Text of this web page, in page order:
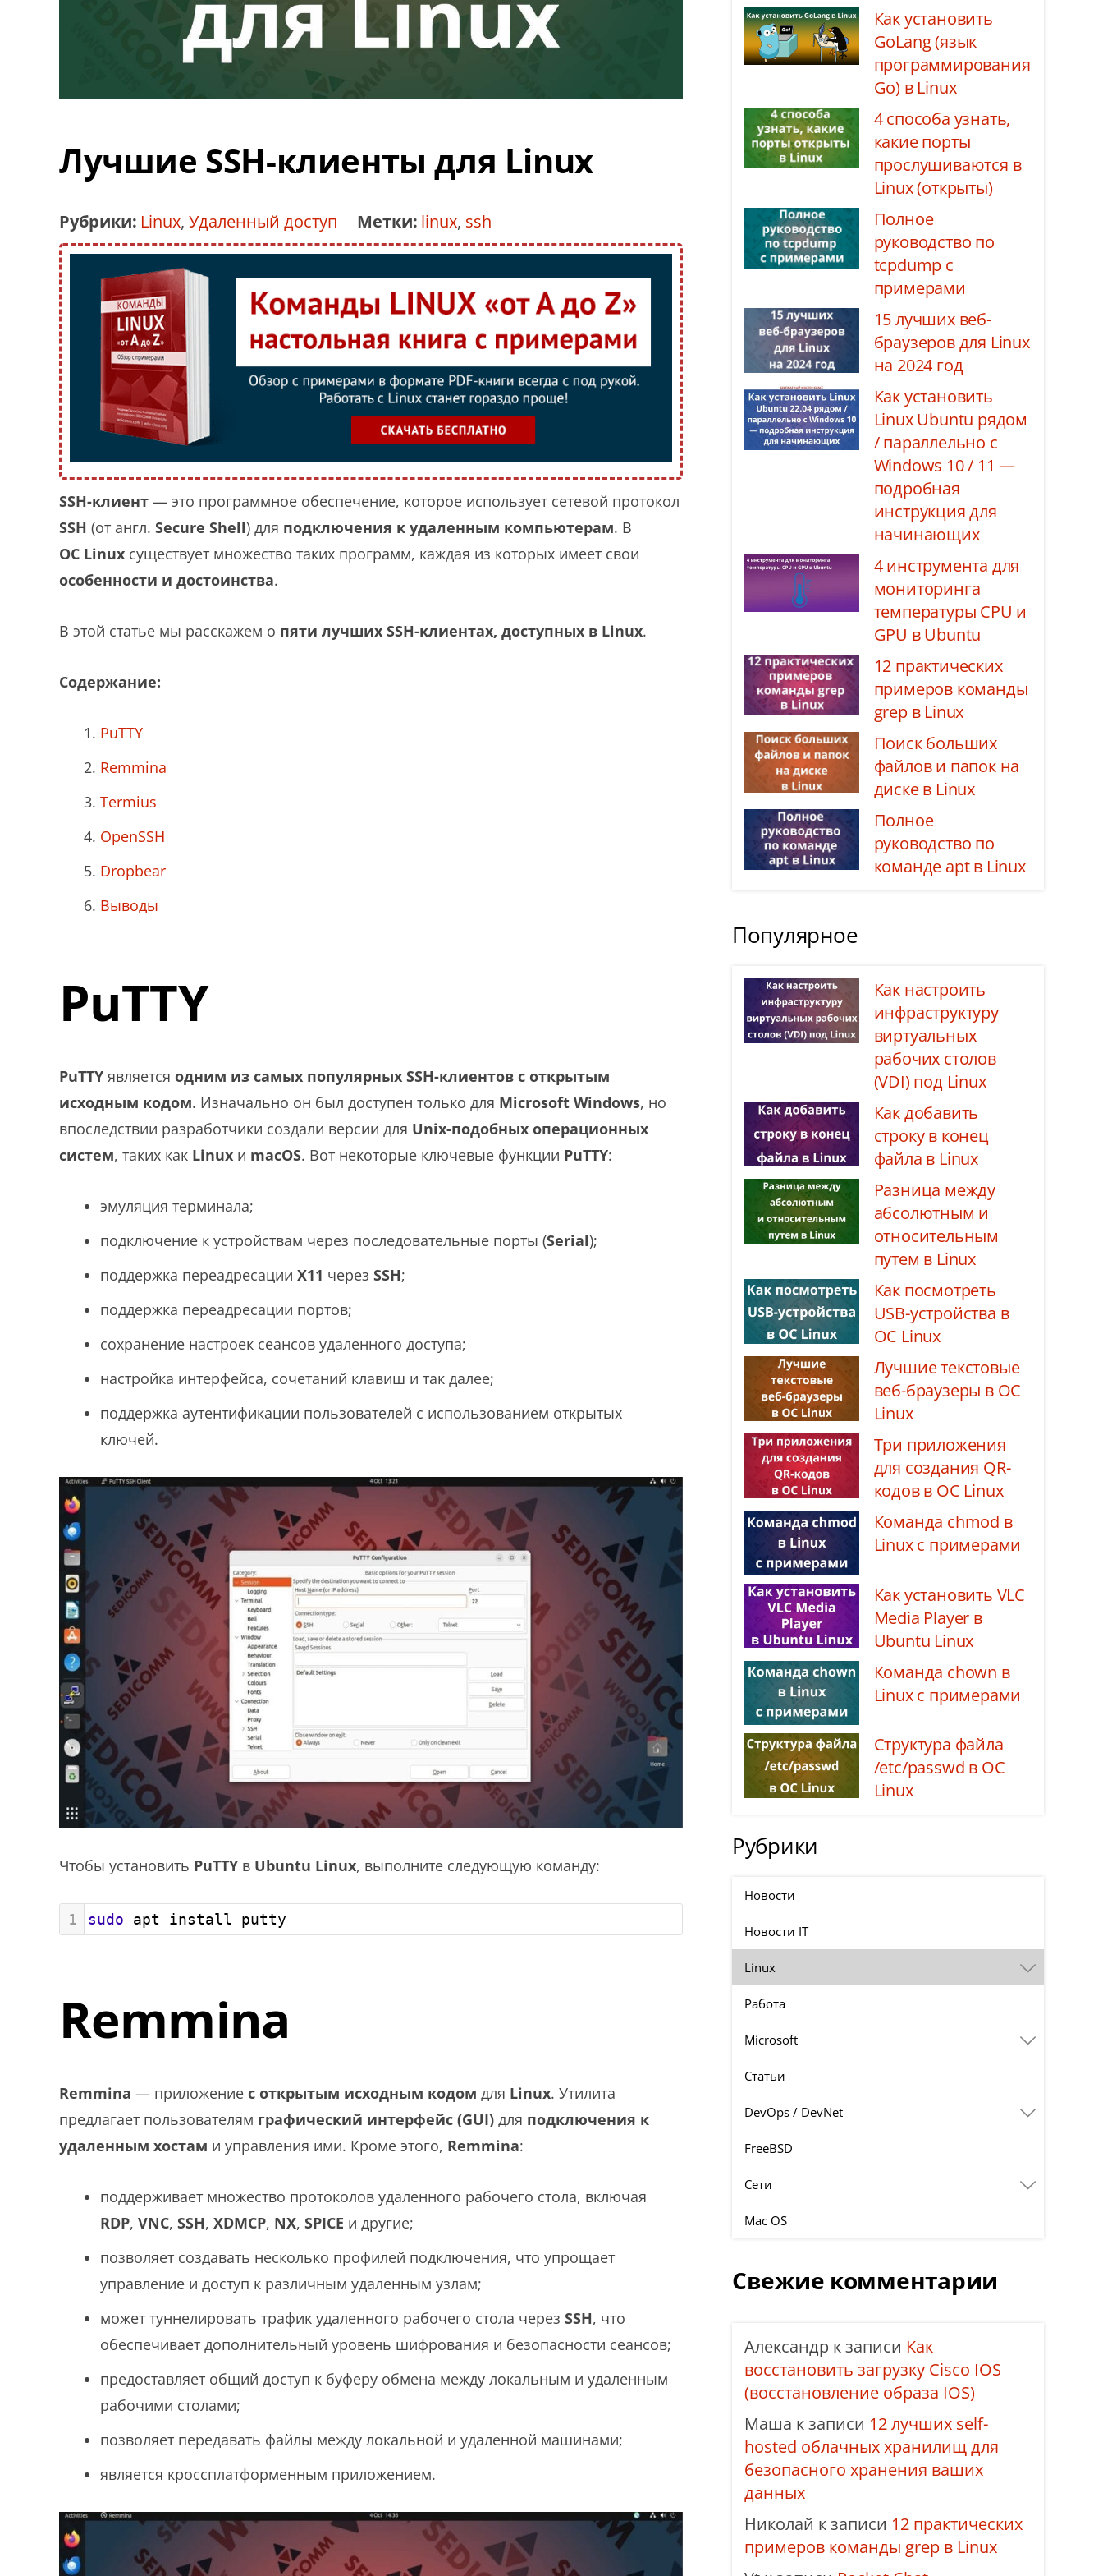
Лучшие SSH-клиенты для Linux
Рубрики: Linux, Удаленный доступ Метки: linux, ssh
SSH-клиент — это программное обеспечение, которое использует сетевой протокол
SSH (от англ. Secure Shell) для подключения к удаленным компьютерам. В
ОС Linux существует множество таких программ, каждая из которых имеет свои
особенности и достоинства.
В этой статье мы расскажем о пяти лучших SSH-клиентах, доступных в Linux.
Содержание:
PuTTY
Remmina
Termius
OpenSSH
Dropbear
Выводы
PuTTY
PuTTY является одним из самых популярных SSH-клиентов с открытым
исходным кодом. Изначально он был доступен только для Microsoft Windows, но
впоследствии разработчики создали версии для Unix-подобных операционных
систем, таких как Linux и macOS. Вот некоторые ключевые функции PuTTY:
эмуляция терминала;
подключение к устройствам через последовательные порты (Serial);
поддержка переадресации X11 через SSH;
поддержка переадресации портов;
сохранение настроек сеансов удаленного доступа;
настройка интерфейса, сочетаний клавиш и так далее;
поддержка аутентификации пользователей с использованием открытых
ключей.
Чтобы установить PuTTY в Ubuntu Linux, выполните следующую команду:
1 sudo apt install putty
Remmina
Remmina — приложение с открытым исходным кодом для Linux. Утилита
предлагает пользователям графический интерфейс (GUI) для подключения к
удаленным хостам и управления ими. Кроме этого, Remmina:
поддерживает множество протоколов удаленного рабочего стола, включая
RDP, VNC, SSH, XDMCP, NX, SPICE и другие;
позволяет создавать несколько профилей подключения, что упрощает
управление и доступ к различным удаленным узлам;
может туннелировать трафик удаленного рабочего стола через SSH, что
обеспечивает дополнительный уровень шифрования и безопасности сеансов;
предоставляет общий доступ к буферу обмена между локальным и удаленным
рабочими столами;
позволяет передавать файлы между локальной и удаленной машинами;
является кроссплатформенным приложением.
Как установить
GoLang (язык
программирования
Go) в Linux
4 способа узнать,
какие порты
прослушиваются в
Linux (открыты)
Полное
руководство по
tcpdump с
примерами
15 лучших веб-
браузеров для Linux
на 2024 год
Как установить
Linux Ubuntu рядом
/ параллельно с
Windows 10 / 11 —
подробная
инструкция для
начинающих
4 инструмента для
мониторинга
температуры CPU и
GPU в Ubuntu
12 практических
примеров команды
grep в Linux
Поиск больших
файлов и папок на
диске в Linux
Полное
руководство по
команде apt в Linux
Популярное
Как настроить
инфраструктуру
виртуальных
рабочих столов
(VDI) под Linux
Как добавить
строку в конец
файла в Linux
Разница между
абсолютным и
относительным
путем в Linux
Как посмотреть
USB-устройства в
ОС Linux
Лучшие текстовые
веб-браузеры в ОС
Linux
Три приложения
для создания QR-
кодов в ОС Linux
Команда chmod в
Linux с примерами
Как установить VLC
Media Player в
Ubuntu Linux
Команда chown в
Linux с примерами
Структура файла
/etc/passwd в ОС
Linux
Рубрики
Новости
Новости IT
Linux
Работа
Microsoft
Статьи
DevOps / DevNet
FreeBSD
Сети
Mac OS
Свежие комментарии
Александр к записи Как
восстановить загрузку Cisco IOS
(восстановление образа IOS)
Маша к записи 12 лучших self-
hosted облачных хранилищ для
безопасного хранения ваших
данных
Николай к записи 12 практических
примеров команды grep в Linux